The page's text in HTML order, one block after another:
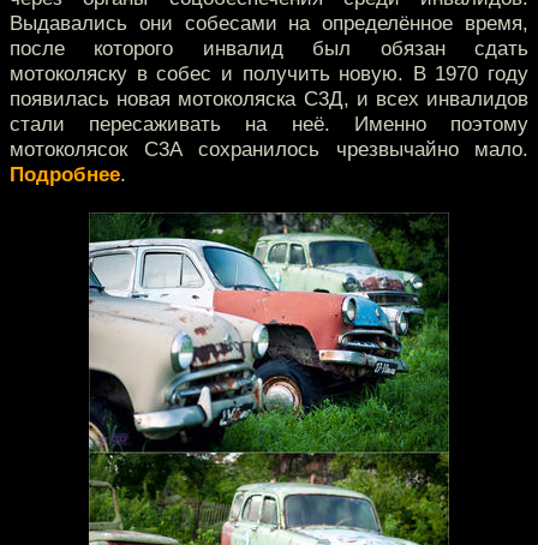
Выдавались они собесами на определённое время,
после которого инвалид был обязан сдать
мотоколяску в собес и получить новую. В 1970 году
появилась новая мотоколяска С3Д, и всех инвалидов
стали пересаживать на неё. Именно поэтому
мотоколясок С3А сохранилось чрезвычайно мало.
Подробнее.